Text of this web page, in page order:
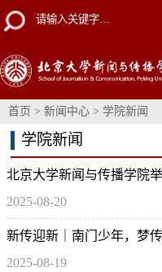
首页 > 新闻中心 > 学院新闻
学院新闻
北京大学新闻与传播学院
坊
2025-08-20
新传迎新｜南门少年，梦
2025-08-19